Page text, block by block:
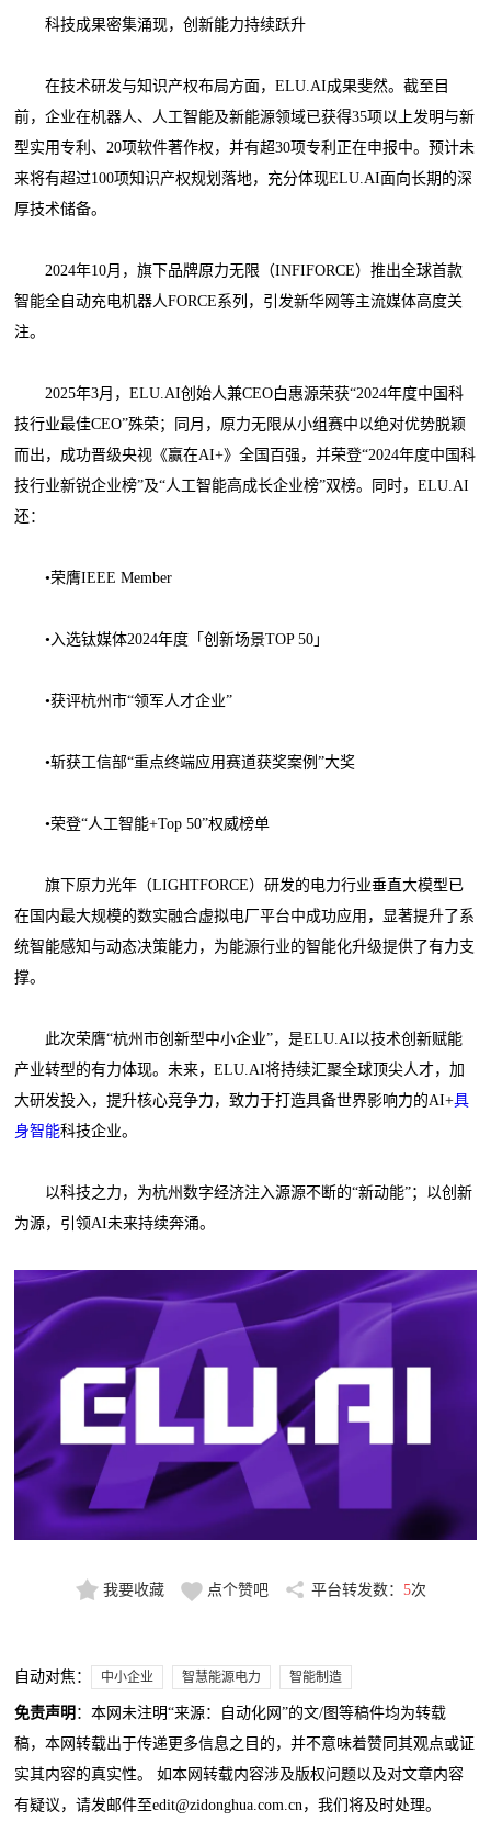
科技成果密集涌现，创新能力持续跃升
在技术研发与知识产权布局方面，ELU.AI成果斐然。截至目
前，企业在机器人、人工智能及新能源领域已获得35项以上发明与新
型实用专利、20项软件著作权，并有超30项专利正在申报中。预计未
来将有超过100项知识产权规划落地，充分体现ELU.AI面向长期的深
厚技术储备。
2024年10月，旗下品牌原力无限（INFIFORCE）推出全球首款
智能全自动充电机器人FORCE系列，引发新华网等主流媒体高度关
注。
2025年3月，ELU.AI创始人兼CEO白惠源荣获“2024年度中国科
技行业最佳CEO”殊荣；同月，原力无限从小组赛中以绝对优势脱颖
而出，成功晋级央视《赢在AI+》全国百强，并荣登“2024年度中国科
技行业新锐企业榜”及“人工智能高成长企业榜”双榜。同时，ELU.AI
还：
•荣膺IEEE Member
•入选钛媒体2024年度「创新场景TOP 50」
•获评杭州市“领军人才企业”
•斩获工信部“重点终端应用赛道获奖案例”大奖
•荣登“人工智能+Top 50”权威榜单
旗下原力光年（LIGHTFORCE）研发的电力行业垂直大模型已
在国内最大规模的数实融合虚拟电厂平台中成功应用，显著提升了系
统智能感知与动态决策能力，为能源行业的智能化升级提供了有力支
撑。
此次荣膺“杭州市创新型中小企业”，是ELU.AI以技术创新赋能
产业转型的有力体现。未来，ELU.AI将持续汇聚全球顶尖人才，加
大研发投入，提升核心竞争力，致力于打造具备世界影响力的AI+具
身智能科技企业。
以科技之力，为杭州数字经济注入源源不断的“新动能”；以创新
为源，引领AI未来持续奔涌。
我要收藏 点个赞吧 平台转发数： 5次
自动对焦： 中小企业 智慧能源电力 智能制造
免责声明 ：本网未注明“来源：自动化网”的文/图等稿件均为转载
稿，本网转载出于传递更多信息之目的，并不意味着赞同其观点或证
实其内容的真实性。 如本网转载内容涉及版权问题以及对文章内容
有疑议，请发邮件至edit@zidonghua.com.cn，我们将及时处理。